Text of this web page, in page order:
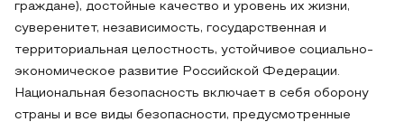
граждане), достойные качество и уровень их жизни,
суверенитет, независимость, государственная и
территориальная целостность, устойчивое социально-
экономическое развитие Российской Федерации.
Национальная безопасность включает в себя оборону
страны и все виды безопасности, предусмотренные